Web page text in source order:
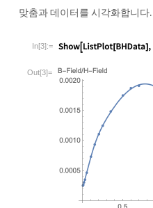
맞춤과 데이터를 시각화합니다.
In[3]:=
Out[3]=